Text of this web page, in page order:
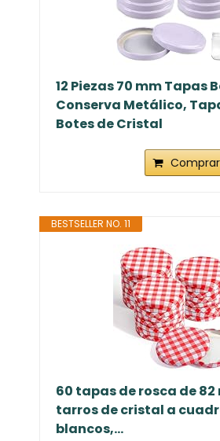
12 Piezas 70 mm Tapas
Conserva Metálico,
Botes de Cristal
BESTSELLER NO. 11
60 tapas de rosca de
tarros de cristal a
blancos,...